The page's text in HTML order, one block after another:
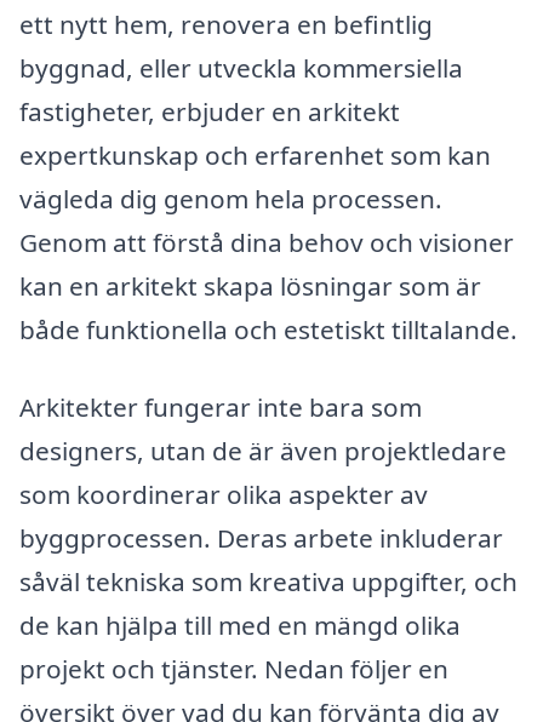
ett nytt hem, renovera en befintlig
byggnad, eller utveckla kommersiella
fastigheter, erbjuder en arkitekt
expertkunskap och erfarenhet som kan
vägleda dig genom hela processen.
Genom att förstå dina behov och visioner
kan en arkitekt skapa lösningar som är
både funktionella och estetiskt tilltalande.
Arkitekter fungerar inte bara som
designers, utan de är även projektledare
som koordinerar olika aspekter av
byggprocessen. Deras arbete inkluderar
såväl tekniska som kreativa uppgifter, och
de kan hjälpa till med en mängd olika
projekt och tjänster. Nedan följer en
översikt över vad du kan förvänta dig av